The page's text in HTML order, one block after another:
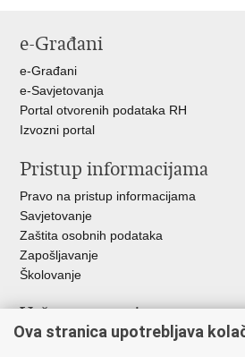
FacebookuTwitteru
e-Građani
e-Građani
e-Savjetovanja
Portal otvorenih podataka RH
Izvozni portal
Pristup informacijama
Pravo na pristup informacijama
Savjetovanje
Zaštita osobnih podataka
Zapošljavanje
Školovanje
Važne poveznice
Ministarstvo unutarnjih poslova
Ova stranica upotrebljava